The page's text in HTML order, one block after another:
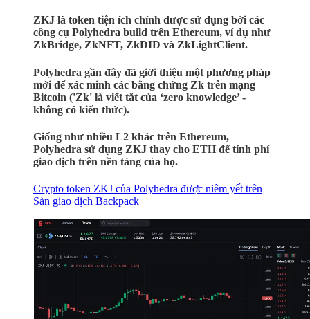
ZKJ là token tiện ích chính được sử dụng bởi các
công cụ Polyhedra build trên Ethereum, ví dụ như
ZkBridge, ZkNFT, ZkDID và ZkLightClient.
Polyhedra gần đây đã giới thiệu một phương pháp
mới để xác minh các bằng chứng Zk trên mạng
Bitcoin ('Zk' là viết tắt của ‘zero knowledge’ -
không có kiến thức).
Giống như nhiều L2 khác trên Ethereum,
Polyhedra sử dụng ZKJ thay cho ETH để tính phí
giao dịch trên nền tảng của họ.
Crypto token ZKJ của Polyhedra được niêm yết trên
Sàn giao dịch Backpack